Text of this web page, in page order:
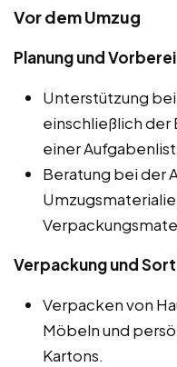
Vor dem Umzug
Planung und
Unterstützung bei
einschließlich der
einer
Beratung bei der
Verpackung und
Verpacken von
Möbeln und
Kartons.